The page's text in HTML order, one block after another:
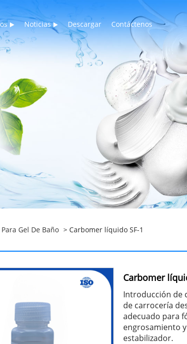
Noticias Descargar Contáctenos
Gel De Baño > Carbomer líquido SF-1
Carbomer
Introducción de
de carrocería
adecuado para
engrosamiento
estabilizador.